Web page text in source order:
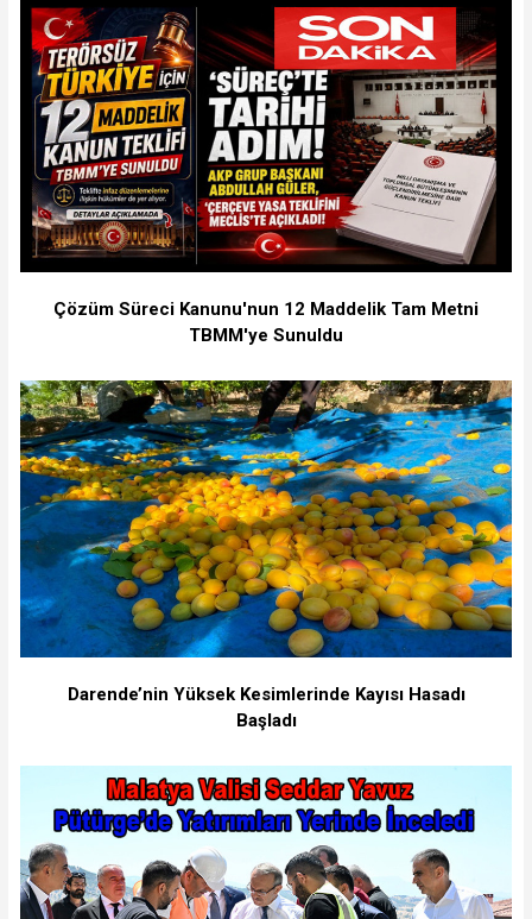
Çözüm Süreci Kanunu'nun 12 Maddelik Tam Metni
TBMM'ye Sunuldu
Darende’nin Yüksek Kesimlerinde Kayısı Hasadı
Başladı